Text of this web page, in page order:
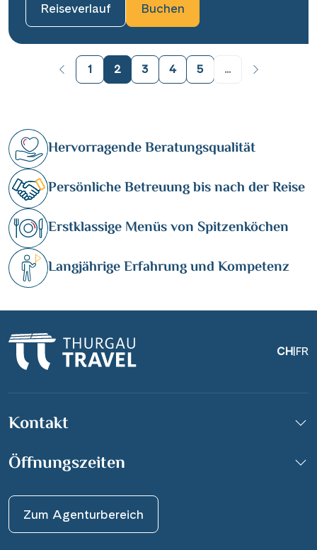
Reiseverlauf
Buchen
1 2 3 4 5 ...
Hervorragende Beratungsqualität
Persönliche Betreuung bis nach der Reise
Erstklassige Menüs von Spitzenköchen
Langjährige Erfahrung und Kompetenz
CH FR
Kontakt
Öffnungszeiten
Zum Agenturbereich